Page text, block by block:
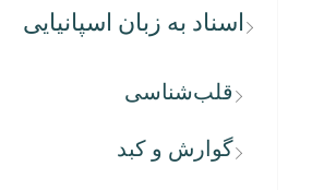
اسناد به زبان اسپانیایی
قلب‌شناسی
گوارش و کبد